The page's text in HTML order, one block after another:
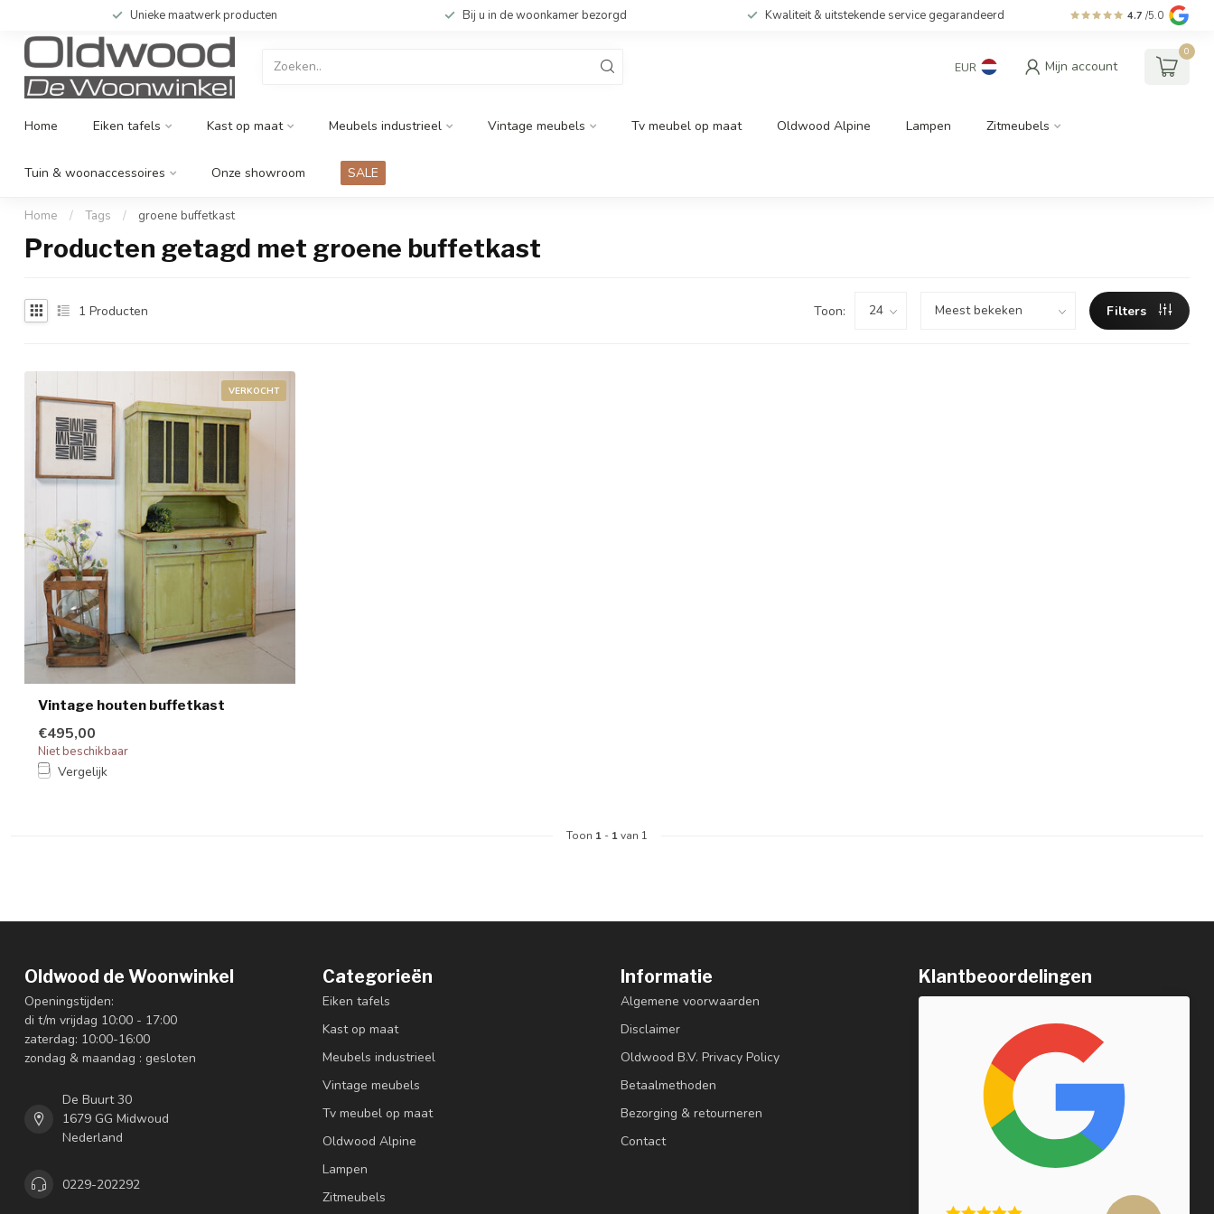
Unieke maatwerk producten Bij u in de woonkamer bezorgd Kwaliteit & uitstekende service gegarandeerd 4.7 /5.0
EUR Mijn account
0
Home Eiken tafels Kast op maat Meubels industrieel Vintage meubels Tv meubel op maat Oldwood Alpine Lampen Zitmeubels
Tuin & woonaccessoires Onze showroom SALE
Home / Tags / groene buffetkast
Producten getagd met groene buffetkast
1 Producten Toon: Filters
VERKOCHT
Vintage houten buffetkast
€495,00
Niet beschikbaar
Vergelijk
Toon 1 - 1van 1
Oldwood de Woonwinkel
Openingstijden:
di t/m vrijdag 10:00 - 17:00
zaterdag: 10:00-16:00
zondag & maandag : gesloten
De Buurt 30
1679 GG Midwoud
Nederland
0229-202292
Categorieën
Eiken tafels
Kast op maat
Meubels industrieel
Vintage meubels
Tv meubel op maat
Oldwood Alpine
Lampen
Zitmeubels
Informatie
Algemene voorwaarden
Disclaimer
Oldwood B.V. Privacy Policy
Betaalmethoden
Bezorging & retourneren
Contact
Klantbeoordelingen